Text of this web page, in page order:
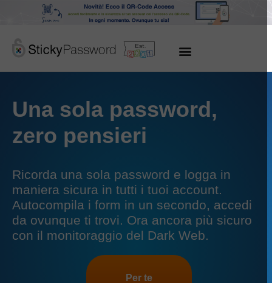
Una sola password,
zero pensieri
Ricorda una sola password e logga in
maniera sicura in tutti i tuoi account.
Autocompila i form in un secondo, accedi
da ovunque ti trovi. Ora ancora più sicuro
con il monitoraggio del Dark Web.
Per te